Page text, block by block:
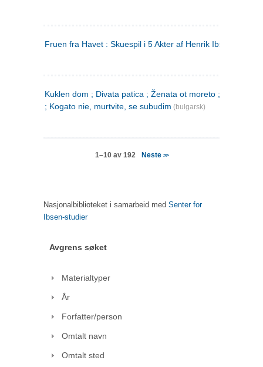
Fruen fra Havet : Skuespil i 5 Akter af Henrik Ibsen
Kuklen dom ; Divata patica ; Ženata ot moreto ; Malkijat
; Kogato nie, murtvite, se subudim (bulgarsk)
1–10 av 192 Neste >>
Nasjonalbiblioteket i samarbeid med Senter for
Ibsen-studier
Avgrens søket
Materialtyper
År
Forfatter/person
Omtalt navn
Omtalt sted